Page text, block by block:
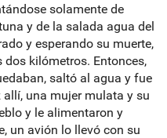
solamente de
y de la salada agua del
y esperando su muerte,
dos kilómetros. Entonces,
saltó al agua y fue
una mujer mulata y su
y le alimentaron y
un avión lo llevó con su